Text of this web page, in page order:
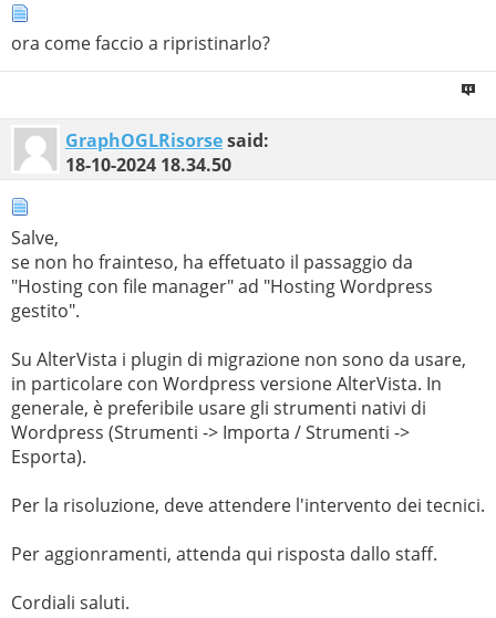
ora come faccio a ripristinarlo?
GraphOGLRisorsesaid:
18-10-2024 18.34.50
Salve,
se non ho frainteso, ha effetuato il passaggio da
"Hosting con file manager" ad "Hosting Wordpress
gestito".
Su AlterVista i plugin di migrazione non sono da usare,
in particolare con Wordpress versione AlterVista. In
generale, è preferibile usare gli strumenti nativi di
Wordpress (Strumenti -> Importa / Strumenti ->
Esporta).
Per la risoluzione, deve attendere l'intervento dei tecnici.
Per aggionramenti, attenda qui risposta dallo staff.
Cordiali saluti.